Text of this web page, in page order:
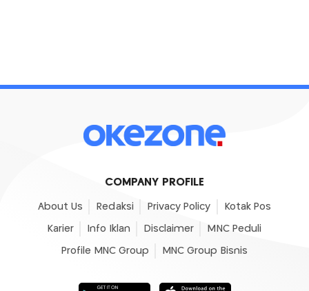
COMPANY PROFILE
About Us Redaksi Privacy Policy Kotak Pos
Karier Info Iklan Disclaimer MNC Peduli
Profile MNC Group MNC Group Bisnis